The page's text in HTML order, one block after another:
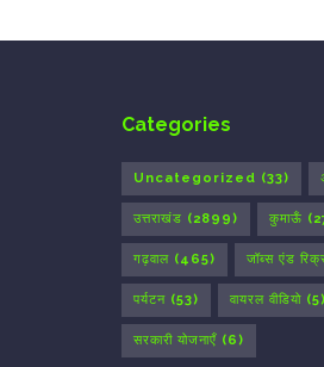
Categories
Uncategorized (33)
उत्तराखंड (2899) कुमाऊँ
गढ़वाल (465) जॉब्स एंड
पर्यटन (53) वायरल वीडियो (5)
सरकारी योजनाएँ (6)